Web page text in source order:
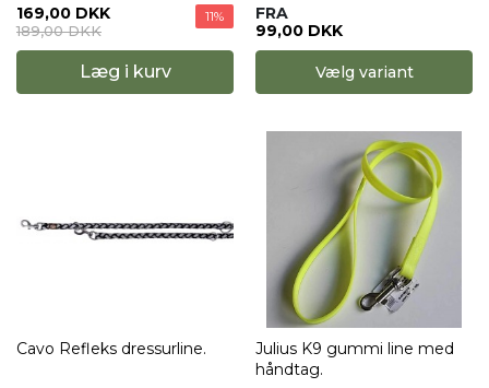
169,00 DKK
189,00 DKK
11%
Læg i kurv
FRA
99,00 DKK
Vælg variant
Cavo Refleks dressurline.
Julius K9 gummi line med
håndtag.